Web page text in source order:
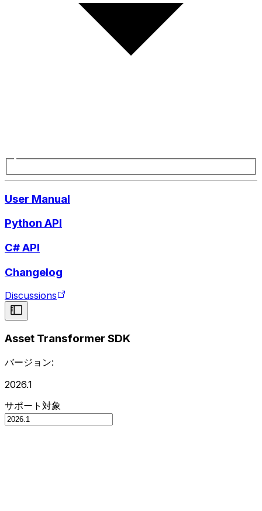
User Manual
Python API
C# API
Changelog
Discussions
Asset Transformer SDK
バージョン:
2026.1
サポート対象